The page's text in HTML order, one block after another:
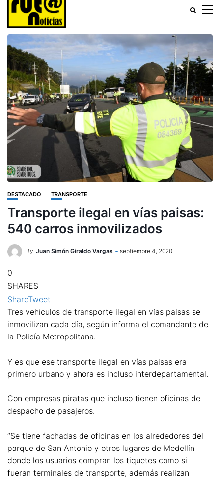
DESTACADO TRANSPORTE
Transporte ilegal en vías paisas:
540 carros inmovilizados
By Juan Simón Giraldo Vargas septiembre 4, 2020
0
SHARES
ShareTweet
Tres vehículos de transporte ilegal en vías paisas se
inmovilizan cada día, según informa el comandante de
la Policía Metropolitana.
Y es que ese transporte ilegal en vías paisas era
primero urbano y ahora es incluso interdepartamental.
Con empresas piratas que incluso tienen oficinas de
despacho de pasajeros.
“Se tiene fachadas de oficinas en los alrededores del
parque de San Antonio y otros lugares de Medellín
donde los usuarios compran los tiquetes como si
fueran terminales de transporte, además realizan